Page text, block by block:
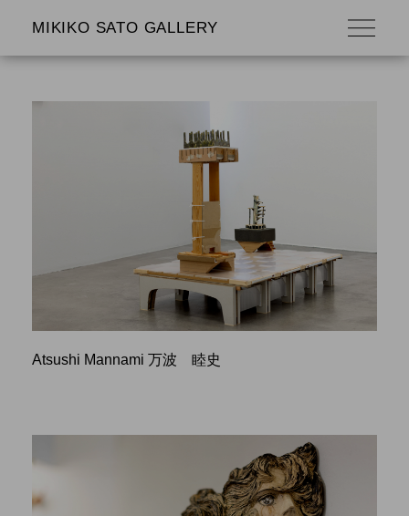
MIKIKO SATO GALLERY
Atsushi Mannami 万波 睦史